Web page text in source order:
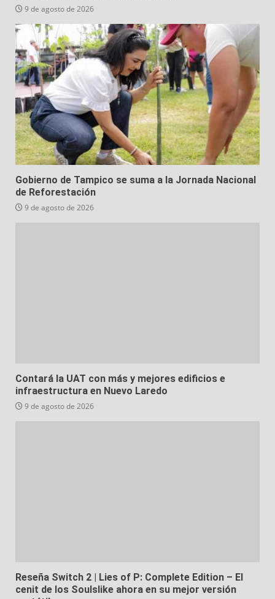
9 de agosto de 2026
Gobierno de Tampico se suma a la Jornada Nacional
de Reforestación
9 de agosto de 2026
Contará la UAT con más y mejores edificios e
infraestructura en Nuevo Laredo
9 de agosto de 2026
Reseña Switch 2 | Lies of P: Complete Edition – El
cenit de los Soulslike ahora en su mejor versión